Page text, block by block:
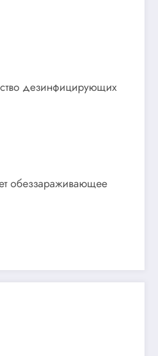
дезинфицирующих
обеззараживающее